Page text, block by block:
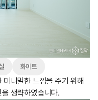
화이트
니멀한 느낌을 주기 위해
생략하였습니다.